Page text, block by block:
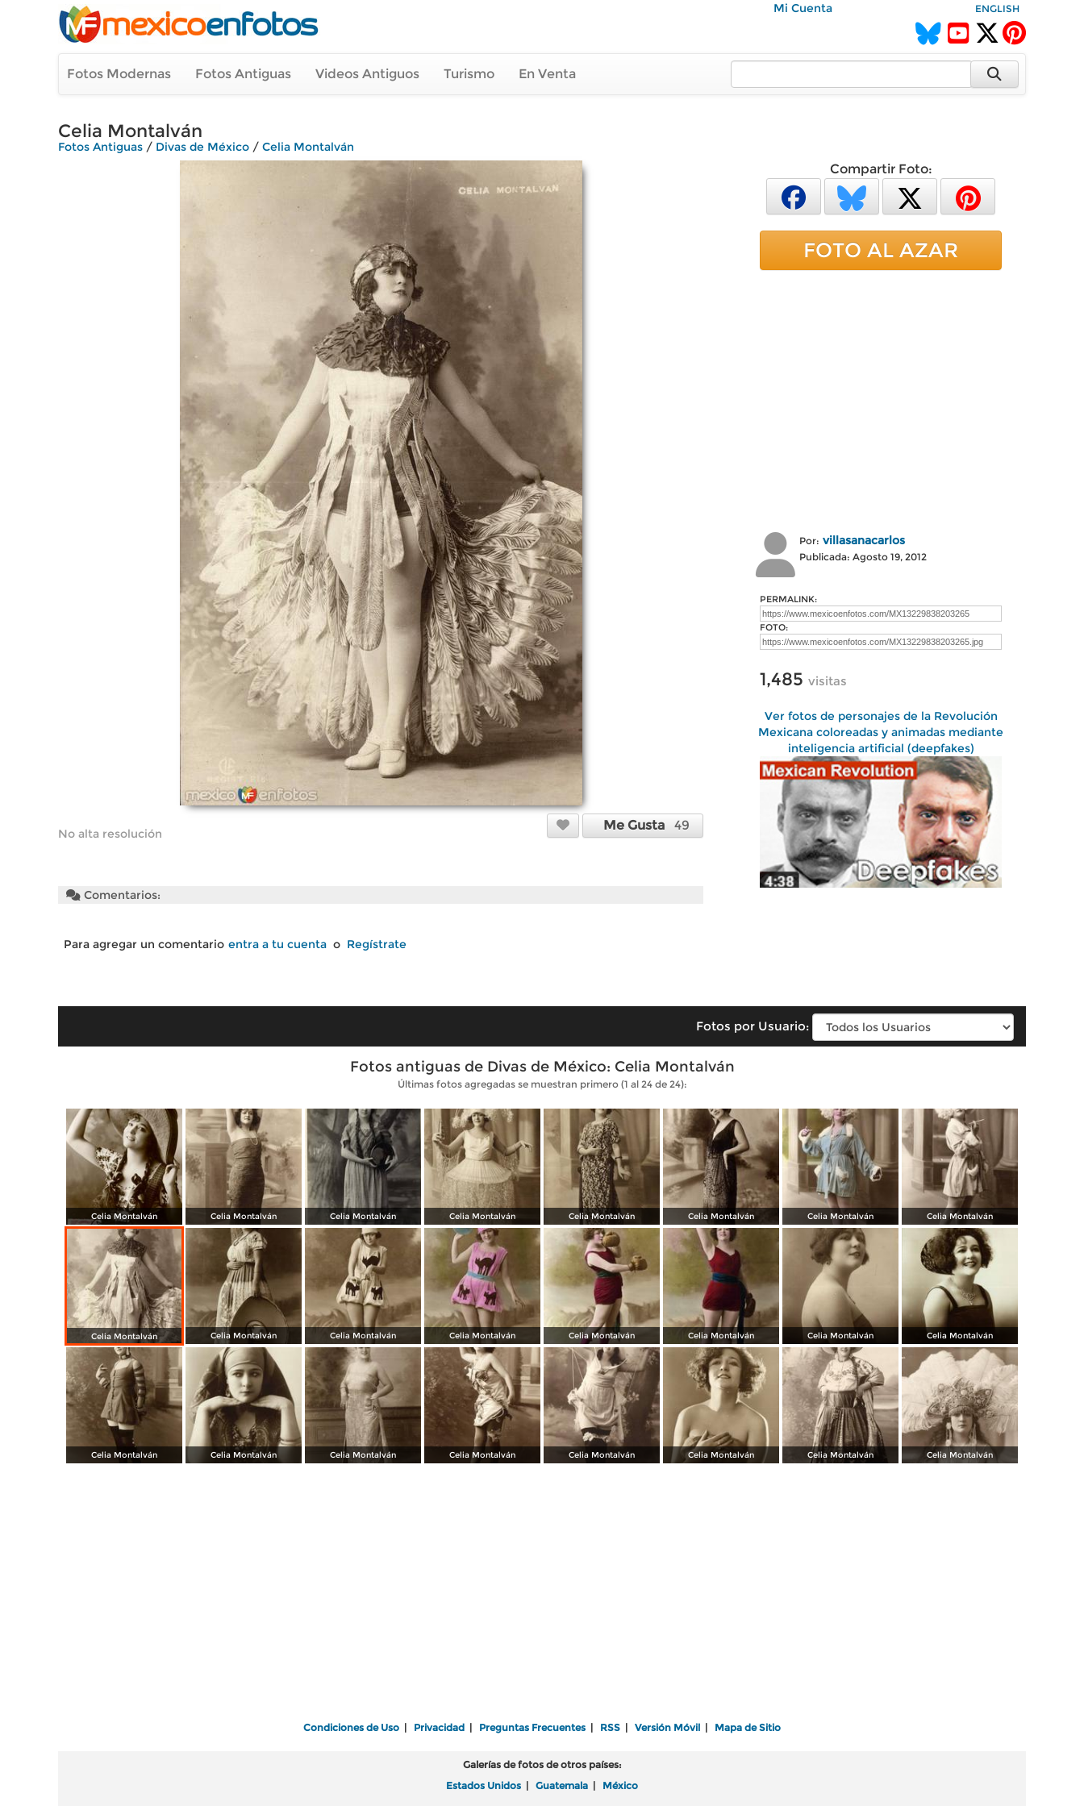
Mi Cuenta ENGLISH
Fotos Modernas Fotos Antiguas Videos Antiguos Turismo En Venta
Celia Montalván
Fotos Antiguas / Divas de México / Celia Montalván
No alta resolución
Me Gusta 49
Comentarios:
Para agregar un comentario entra a tu cuenta o Regístrate
Compartir Foto:
FOTO AL AZAR
Por: villasanacarlos
Publicada: Agosto 19, 2012
PERMALINK:
FOTO:
1,485 visitas
Ver fotos de personajes de la Revolución
Mexicana coloreadas y animadas mediante
inteligencia artificial (deepfakes)
Fotos por Usuario:
Fotos antiguas de Divas de México: Celia Montalván
Últimas fotos agregadas se muestran primero (1 al 24 de 24):
Celia Montalván Celia Montalván Celia Montalván Celia Montalván Celia Montalván Celia Montalván Celia Montalván Celia Montalván
Celia Montalván Celia Montalván Celia Montalván Celia Montalván Celia Montalván Celia Montalván Celia Montalván Celia Montalván
Celia Montalván Celia Montalván Celia Montalván Celia Montalván Celia Montalván Celia Montalván Celia Montalván Celia Montalván
Condiciones de Uso Privacidad Preguntas Frecuentes RSS Versión Móvil Mapa de Sitio
Galerías de fotos de otros países:
Estados Unidos
Guatemala México